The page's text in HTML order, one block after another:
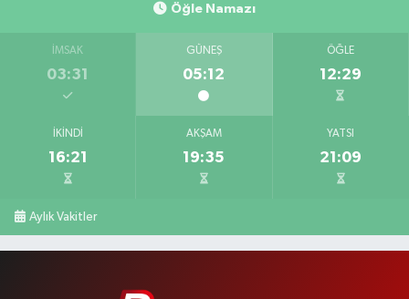
Öğle Namazı
İMSAK
03:31
GÜNEŞ
05:12
ÖĞLE
12:29
İKINDI
16:21
AKŞAM
19:35
YATSI
21:09
Aylık Vakitler